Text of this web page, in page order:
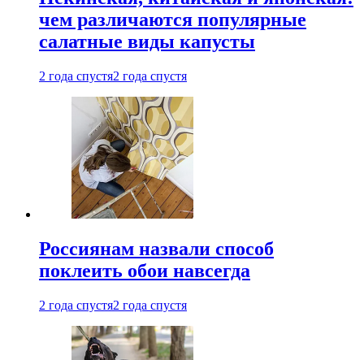
чем различаются популярные
салатные виды капусты
2 года спустя2 года спустя
Россиянам назвали способ
поклеить обои навсегда
2 года спустя2 года спустя